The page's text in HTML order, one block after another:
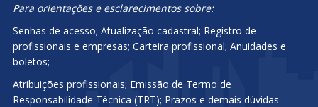
Para orientações e esclarecimentos sobre:
Senhas de acesso; Atualização cadastral; Registro de
profissionais e empresas; Carteira profissional; Anuidades e
boletos;
Atribuições profissionais; Emissão de Termo de
Responsabilidade Técnica (TRT); Prazos e demais dúvidas